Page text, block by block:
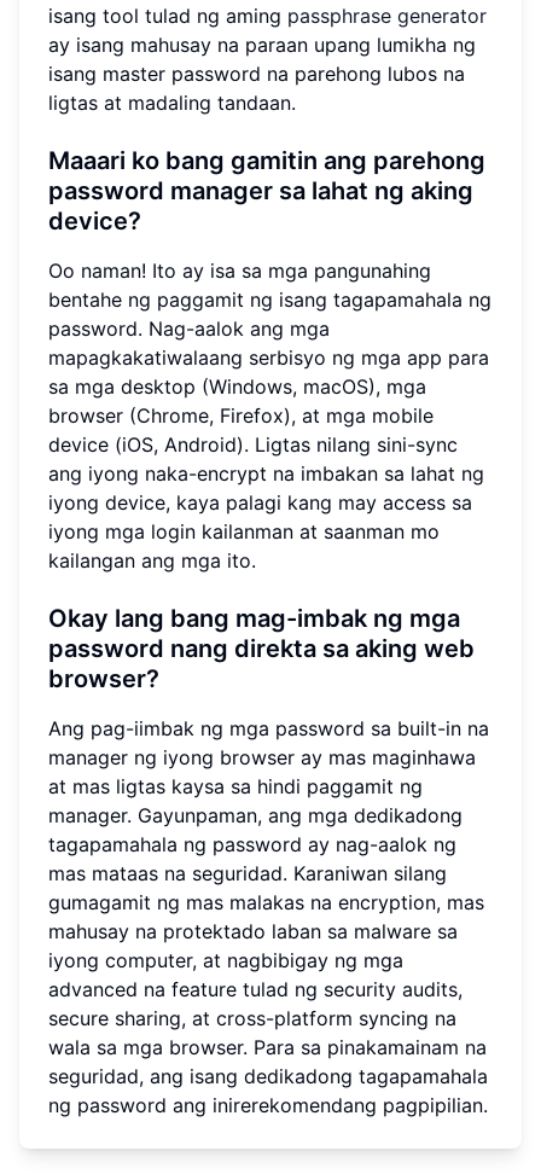
isang tool tulad ng aming passphrase generator
ay isang mahusay na paraan upang lumikha ng
isang master password na parehong lubos na
ligtas at madaling tandaan.
Maaari ko bang gamitin ang parehong
password manager sa lahat ng aking
device?
Oo naman! Ito ay isa sa mga pangunahing
bentahe ng paggamit ng isang tagapamahala ng
password. Nag-aalok ang mga
mapagkakatiwalaang serbisyo ng mga app para
sa mga desktop (Windows, macOS), mga
browser (Chrome, Firefox), at mga mobile
device (iOS, Android). Ligtas nilang sini-sync
ang iyong naka-encrypt na imbakan sa lahat ng
iyong device, kaya palagi kang may access sa
iyong mga login kailanman at saanman mo
kailangan ang mga ito.
Okay lang bang mag-imbak ng mga
password nang direkta sa aking web
browser?
Ang pag-iimbak ng mga password sa built-in na
manager ng iyong browser ay mas maginhawa
at mas ligtas kaysa sa hindi paggamit ng
manager. Gayunpaman, ang mga dedikadong
tagapamahala ng password ay nag-aalok ng
mas mataas na seguridad. Karaniwan silang
gumagamit ng mas malakas na encryption, mas
mahusay na protektado laban sa malware sa
iyong computer, at nagbibigay ng mga
advanced na feature tulad ng security audits,
secure sharing, at cross-platform syncing na
wala sa mga browser. Para sa pinakamainam na
seguridad, ang isang dedikadong tagapamahala
ng password ang inirerekomendang pagpipilian.